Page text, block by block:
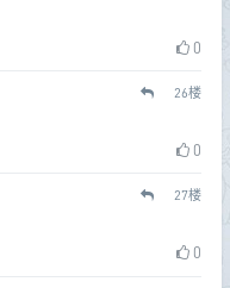
0
26楼
0
27楼
0